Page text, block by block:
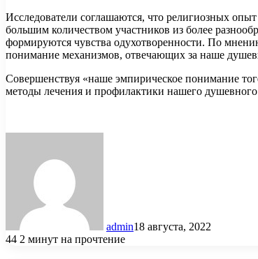
Исследователи соглашаются, что религиозных
большим количеством участников из более
формируются чувства одухотворенности. По
понимание механизмов, отвечающих за наше
Совершенствуя «наше эмпирическое понимание
методы лечения и профилактики нашего душевного
admin18 августа, 2022
44 2 минут на прочтение